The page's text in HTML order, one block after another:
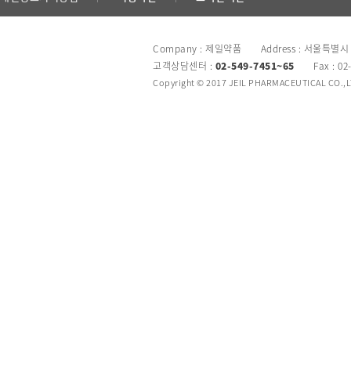
Company : 제일약품 Address : 서울특별시
고객상담센터 : 02-549-7451~65 Fax :
Copyright © 2017 JEIL PHARMACEUTICAL